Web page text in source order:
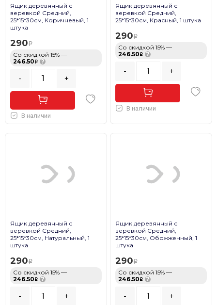
Ящик деревянный с
веревкой Средний,
25*15*30см, Коричневый, 1
штука
290
Со скидкой 15% —
246.50
?
- +
В наличии
Ящик деревянный с
веревкой Средний,
25*15*30см, Красный, 1 штука
290
Со скидкой 15% —
246.50
?
- +
В наличии
Ящик деревянный с
веревкой Средний,
25*15*30см, Натуральный, 1
штука
290
Со скидкой 15% —
246.50
?
- +
Ящик деревянный с
веревкой Средний,
25*15*30см, Обожженный, 1
штука
290
Со скидкой 15% —
246.50
?
- +